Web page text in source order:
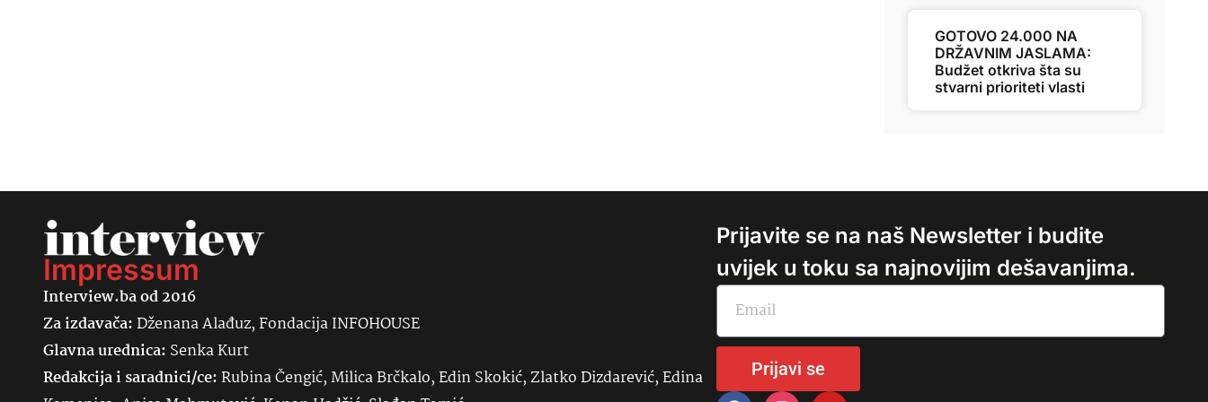
GOTOVO 24.000 NA
DRŽAVNIM JASLAMA:
Budžet otkriva šta su
stvarni prioriteti vlasti
Impressum
Interview.ba od 2016
Za izdavača:Dženana Alađuz, Fondacija INFOHOUSE
Glavna urednica: SenkaKurt
Redakcija i saradnici/ce:Rubina Čengić, Milica Brčkalo, Edin Skokić, Zlatko Dizdarević, Edina
Prijavite se na naš Newsletter i budite
uvijek u toku sa najnovijim dešavanjima.
Prijavi se